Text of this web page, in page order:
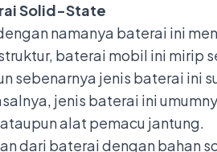
Solid-State
namanya baterai ini
baterai mobil ini mirip
sebenarnya jenis baterai ini
jenis baterai ini
alat pemacu jantung.
dari baterai dengan bahan